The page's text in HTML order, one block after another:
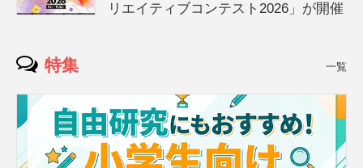
リエイティブコンテスト2026」が開催
特集 一覧